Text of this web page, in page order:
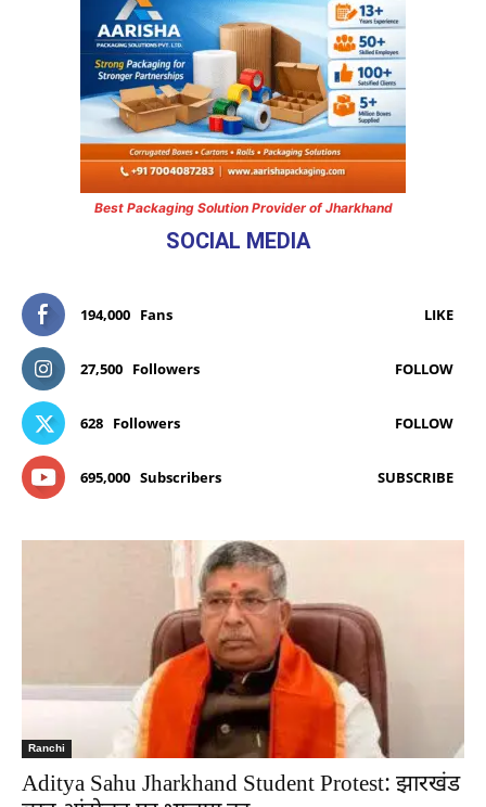
Best Packaging Solution Provider of Jharkhand
SOCIAL MEDIA
194,000 Fans LIKE
27,500 Followers FOLLOW
628 Followers FOLLOW
695,000 Subscribers SUBSCRIBE
Ranchi
Aditya Sahu Jharkhand Student Protest: झारखंड